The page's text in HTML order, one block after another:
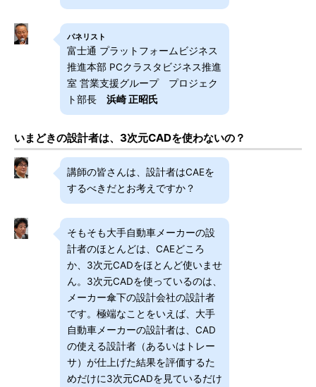
パネリスト
富士通 プラットフォームビジネス
推進本部 PCクラスタビジネス推進
室 営業支援グループ プロジェク
ト部長 浜崎 正昭氏
いまどきの設計者は、3次元CADを使わないの？
講師の皆さんは、設計者はCAEを
するべきだとお考えですか？
そもそも大手自動車メーカーの設
計者のほとんどは、CAEどころ
か、3次元CADをほとんど使いませ
ん。3次元CADを使っているのは、
メーカー傘下の設計会社の設計者
です。極端なことをいえば、大手
自動車メーカーの設計者は、CAD
の使える設計者（あるいはトレー
サ）が仕上げた結果を評価するた
めだけに3次元CADを見ているだけ